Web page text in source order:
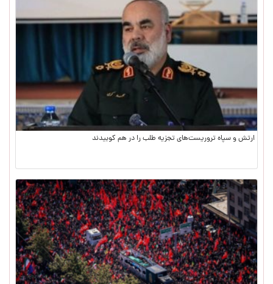
ارتش و سپاه تروریست‌های تجزیه طلب را در هم کوبیدند